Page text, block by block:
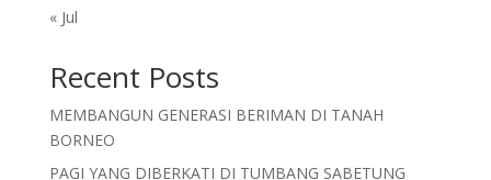
« Jul
Recent Posts
MEMBANGUN GENERASI BERIMAN DI TANAH
BORNEO
PAGI YANG DIBERKATI DI TUMBANG SABETUNG